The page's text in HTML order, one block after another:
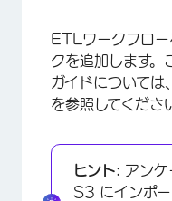
ETLワークフロー
クを追加します。
ガイドについては、
を参照してくださ
ヒント: アン
S3 にインポー